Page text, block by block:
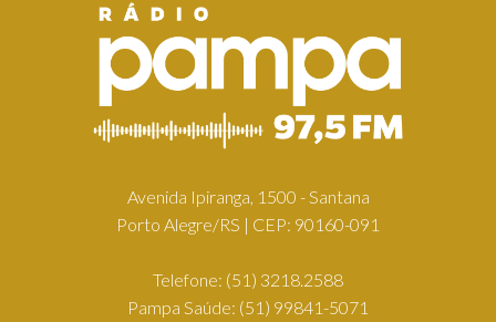
Avenida Ipiranga, 1500 - Santana
Porto Alegre/RS | CEP: 90160-091
Telefone: (51) 3218.2588
Pampa Saúde: (51) 99841-5071